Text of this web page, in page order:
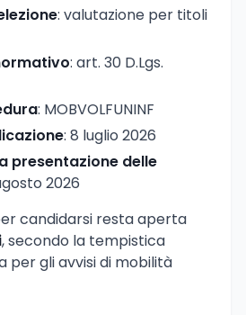
: valutazione per titoli
: art. 30 D.Lgs.
: MOBVOLFUNINF
: 8 luglio 2026
presentazione delle
2026
candidarsi resta aperta
, secondo la tempistica
per gli avvisi di mobilità